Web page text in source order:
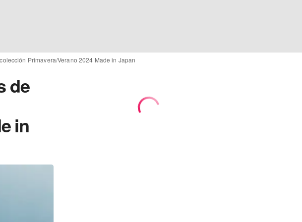
Primavera/Verano 2024 Made in Japan
de
in